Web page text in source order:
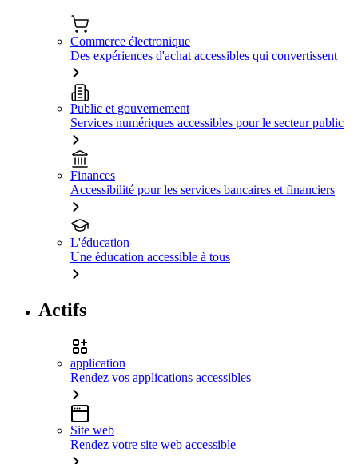
Commerce électronique
Des expériences d'achat accessibles qui convertissent
Public et gouvernement
Services numériques accessibles pour le secteur public
Finances
Accessibilité pour les services bancaires et financiers
L'éducation
Une éducation accessible à tous
Actifs
application
Rendez vos applications accessibles
Site web
Rendez votre site web accessible